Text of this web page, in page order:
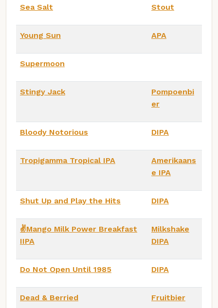
Sea Salt
Stout
Young Sun APA
Supermoon
Stingy Jack
Pompoenbi
er
Bloody Notorious DIPA
Tropigamma Tropical IPA
Amerikaans
e IPA
Shut Up and Play the Hits DIPA
✌️Mango Milk Power Breakfast
IIPA
Milkshake
DIPA
Do Not Open Until 1985 DIPA
Dead & Berried Fruitbier